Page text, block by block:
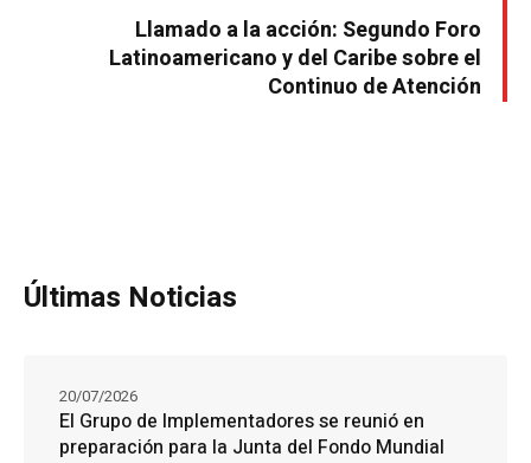
Llamado a la acción: Segundo Foro
Latinoamericano y del Caribe sobre el
Continuo de Atención
Últimas Noticias
El Grupo de Implementadores se reunió en
preparación para la Junta del Fondo Mundial
20/07/2026